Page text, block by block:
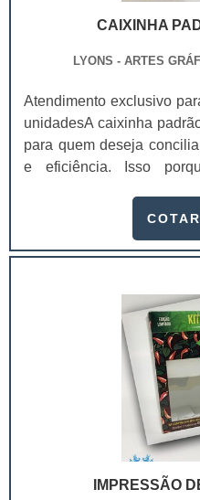
CAIXINHA
LYONS - ARTES
Atendimento exclusivo
unidadesA caixinha
para quem deseja
e eficiência. Isso
mantendo a temperatura,
embalagens são feitas
ambiente, já que não
IMPRESSÃO